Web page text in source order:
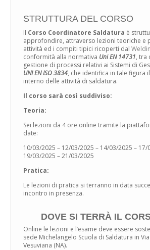
STRUTTURA DEL CORSO
Il Corso Coordinatore Saldatura è
approfondire, attraverso lezioni teoriche e
attività ed i compiti tipici ricoperti dal
conformità alla normativa Uni EN 14731, tra
gestione di processi relativi ai Sistemi di
UNI EN ISO 3834, che identifica in tale figura
interno delle attività di saldatura.
Il corso sarà così suddiviso:
Teoria:
Sei lezioni da 4 ore online tramite la
date:
10/03/2025 – 12/03/2025 – 14/03/2025 – 17/
19/03/2025 – 21/03/2025
Pratica:
Le lezioni di pratica si terranno in data
incontro in presenza.
DOVE SI TERRÀ IL
Online le lezioni e l’esame deve essere
sede Michelangelo Scuola di Saldatura in
Vesuviana (NA).